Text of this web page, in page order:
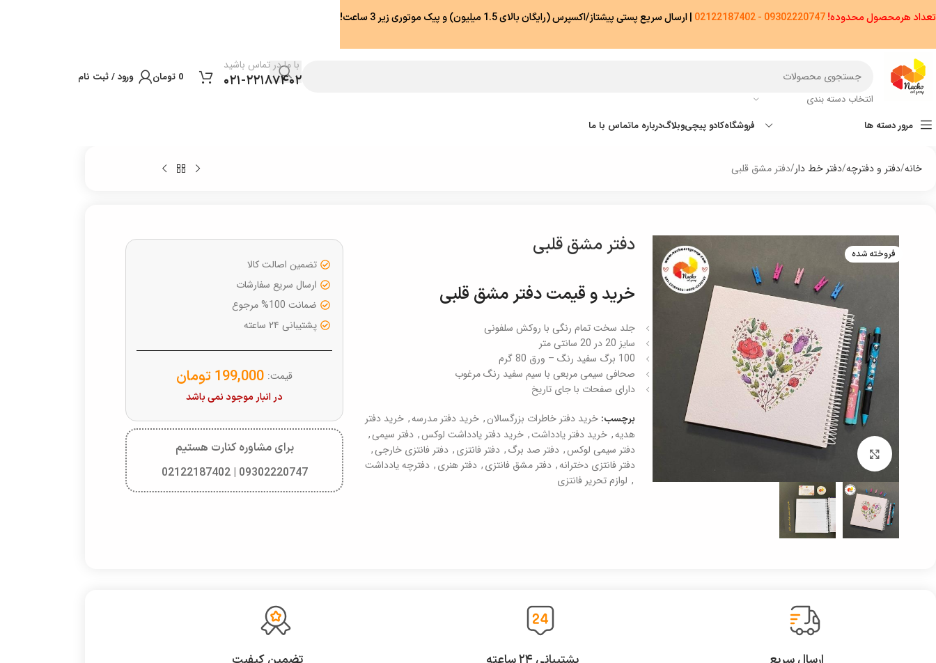
انتخاب دسته بندی
با ما در تماس باشید
۰۲۱-۲۲۱۸۷۴۰۲ 0 تومان ورود / ثبت نام
مرور دسته ها فروشگاهکادو پیچیوبلاگدرباره ماتماس با ما
خانه دفتر و دفترچه دفتر خط دار دفتر مشق قلبی
فروخته شده
برای بزرگنمایی کلیک کنید
دفتر مشق قلبی
خرید و قیمت دفتر مشق قلبی
جلد سخت تمام رنگی با روکش سلفونی
سایز 20 در 20 سانتی متر
100 برگ سفید رنگ – ورق 80 گرم
صحافی سیمی مربعی با سیم سفید رنگ مرغوب
دارای صفحات با جای تاریخ
برچسب: خرید دفتر خاطرات بزرگسالان, خرید دفتر مدرسه, خرید دفتر
هدیه, خرید دفتر یادداشت, خرید دفتر یادداشت لوکس, دفتر سیمی,
دفتر سیمی لوکس, دفتر صد برگ, دفتر فانتزی, دفتر فانتزی خارجی,
دفتر فانتزی دخترانه, دفتر مشق فانتزی, دفتر هنری, دفترچه یادداشت
, لوازم تحریر فانتزی
تضمین اصالت کالا
ارسال سریع سفارشات
ضمانت 100% مرجوع
پشتیبانی ۲۴ ساعته
قیمت: 199,000 تومان
در انبار موجود نمی باشد
برای مشاوره کنارت هستیم
09302220747 | 02122187402
تعداد هرمحصول محدوده!09302220747 - 02122187402
|ارسال سریع پستی پیشتاز/اکسپرس (رایگان بالای 1.5 میلیون) و پیک موتوری زیر 3 ساعت!